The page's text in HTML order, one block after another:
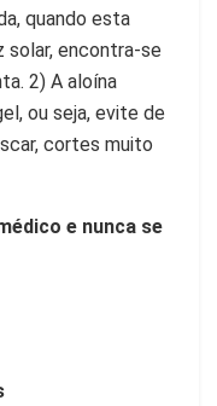
quando esta
solar, encontra-se
2) A aloína
ou seja, evite de
cortes muito
e nunca se